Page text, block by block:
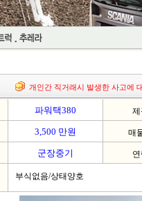
개인간 직거래시 발생한 사고에
파워택380
3,500 만원 매
군장중기
부식없음/상태양호